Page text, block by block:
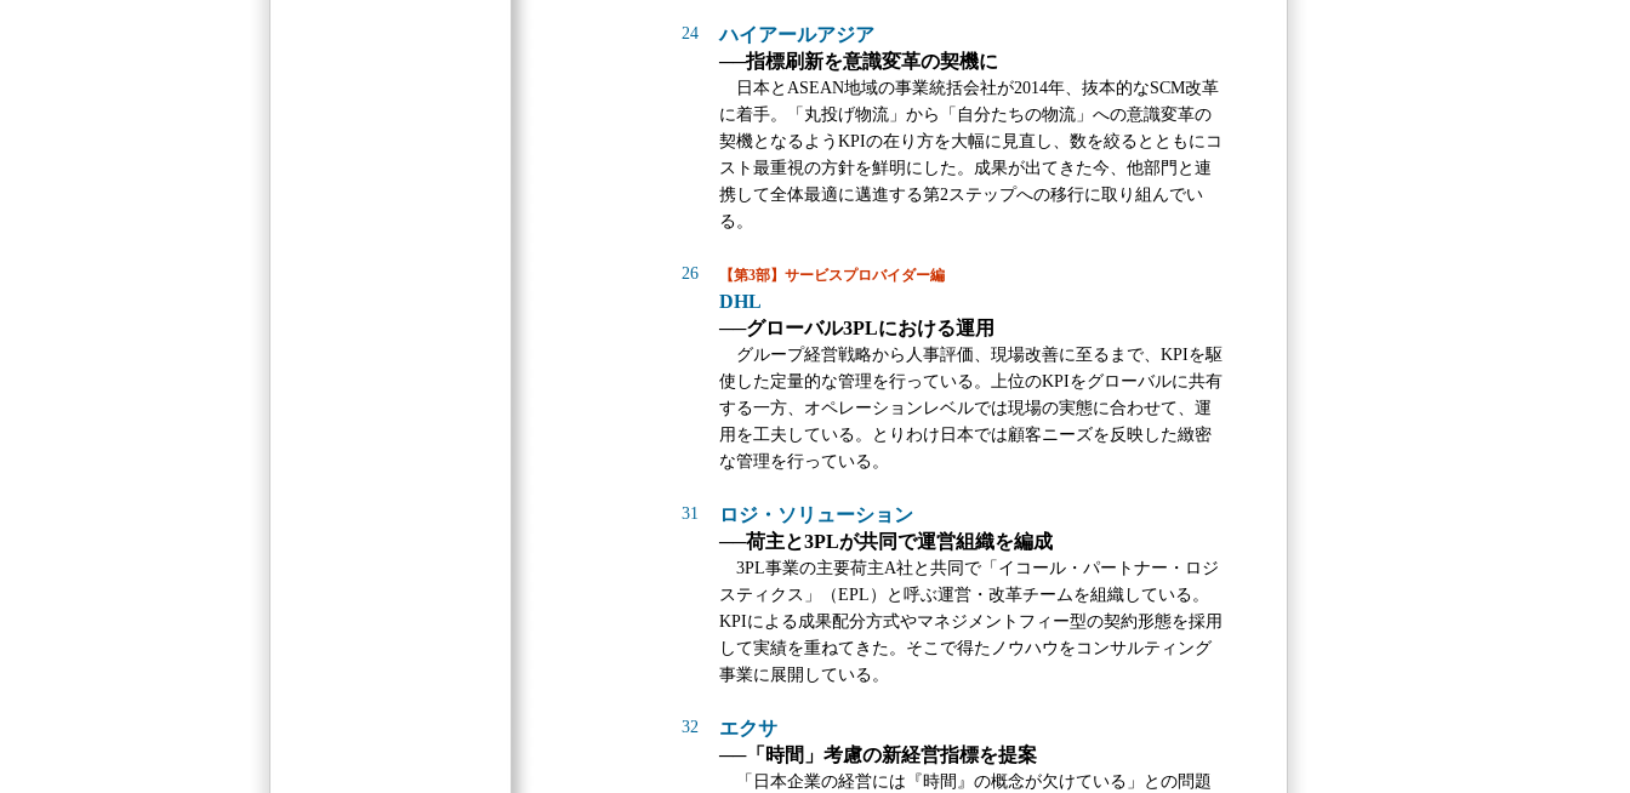
24
ハイアールアジア
──指標刷新を意識変革の契機に
日本とASEAN地域の事業統括会社が2014年、抜本的なSCM改革
に着手。「丸投げ物流」から「自分たちの物流」への意識変革の
契機となるようKPIの在り方を大幅に見直し、数を絞るとともにコ
スト最重視の方針を鮮明にした。成果が出てきた今、他部門と連
携して全体最適に邁進する第2ステップへの移行に取り組んでい
る。
26 【第3部】サービスプロバイダー編
DHL
──グローバル3PLにおける運用
グループ経営戦略から人事評価、現場改善に至るまで、KPIを駆
使した定量的な管理を行っている。上位のKPIをグローバルに共有
する一方、オペレーションレベルでは現場の実態に合わせて、運
用を工夫している。とりわけ日本では顧客ニーズを反映した緻密
な管理を行っている。
31
ロジ・ソリューション
──荷主と3PLが共同で運営組織を編成
3PL事業の主要荷主A社と共同で「イコール・パートナー・ロジ
スティクス」（EPL）と呼ぶ運営・改革チームを組織している。
KPIによる成果配分方式やマネジメントフィー型の契約形態を採用
して実績を重ねてきた。そこで得たノウハウをコンサルティング
事業に展開している。
32
エクサ
──「時間」考慮の新経営指標を提案
「日本企業の経営には『時間』の概念が欠けている」との問題